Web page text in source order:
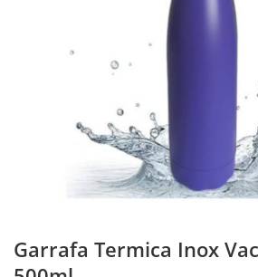
Garrafa Termica Inox